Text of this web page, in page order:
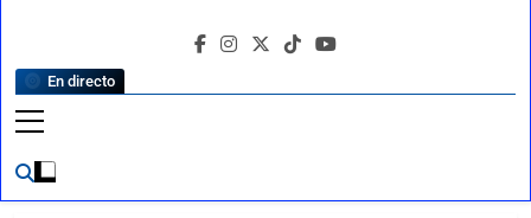
En directo
FormulaTlx
Comunicación Positiva